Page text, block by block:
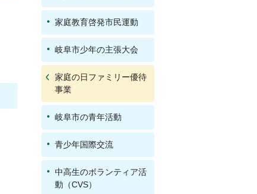
家庭教育啓発市民運動
岐阜市少年の主張大会
家庭の日ファミリー優待
事業
岐阜市の青年活動
青少年国際交流
中高生のボランティア活
動（CVS）